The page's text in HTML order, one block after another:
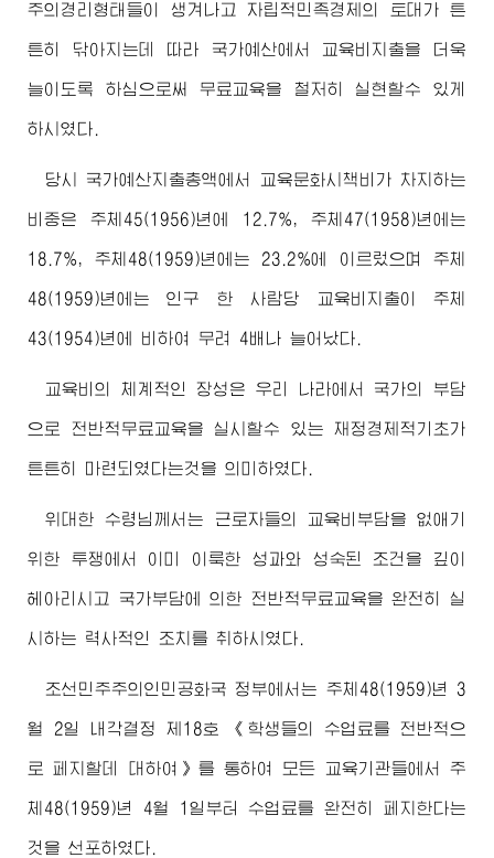
주의경리형태들이 생겨나고 자립적민족경제의 토대가 튼
튼히 닦아지는데 따라 국가예산에서 교육비지출을 더욱
늘이도록 하심으로써 무료교육을 철저히 실현할수 있게
하시였다.
당시 국가예산지출총액에서 교육문화시책비가 차지하는
비중은 주체45(1956)년에 12.7%, 주체47(1958)년에는
18.7%, 주체48(1959)년에는 23.2%에 이르렀으며 주체
48(1959)년에는 인구 한 사람당 교육비지출이 주체
43(1954)년에 비하여 무려 4배나 늘어났다.
교육비의 체계적인 장성은 우리 나라에서 국가의 부담
으로 전반적무료교육을 실시할수 있는 재정경제적기초가
튼튼히 마련되였다는것을 의미하였다.
위대한 수령님께서는 근로자들의 교육비부담을 없애기
위한 투쟁에서 이미 이룩한 성과와 성숙된 조건을 깊이
헤아리시고 국가부담에 의한 전반적무료교육을 완전히 실
시하는 력사적인 조치를 취하시였다.
조선민주주의인민공화국 정부에서는 주체48(1959)년 3
월 2일 내각결정 제18호 《학생들의 수업료를 전반적으
로 페지할데 대하여》를 통하여 모든 교육기관들에서 주
체48(1959)년 4월 1일부터 수업료를 완전히 페지한다는
것을 선포하였다.